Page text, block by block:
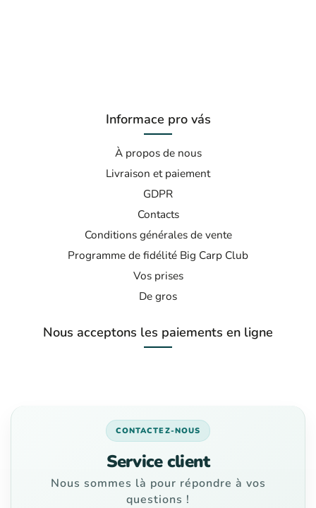
Informace pro vás
À propos de nous
Livraison et paiement
GDPR
Contacts
Conditions générales de vente
Programme de fidélité Big Carp Club
Vos prises
De gros
Nous acceptons les paiements en ligne
CONTACTEZ-NOUS
Service client
Nous sommes là pour répondre à vos
questions !